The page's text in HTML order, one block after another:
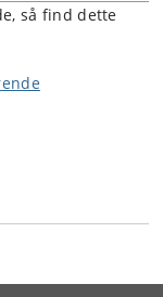
så find dette